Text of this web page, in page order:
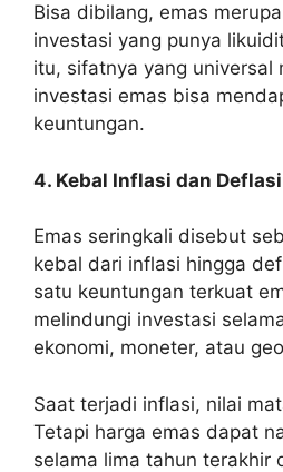
Bisa dibilang, emas
investasi yang punya
itu, sifatnya yang universal
investasi emas bisa
keuntungan.
4. Kebal Inflasi dan Deflasi
Emas seringkali disebut
kebal dari inflasi hingga
satu keuntungan terkuat
melindungi investasi
ekonomi, moneter, atau
Saat terjadi inflasi, nilai
Tetapi harga emas dapat
selama lima tahun terakhir